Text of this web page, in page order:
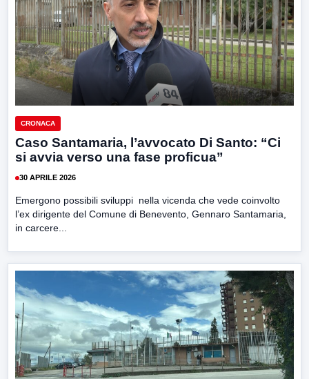
CRONACA
Caso Santamaria, l’avvocato Di Santo: “Ci
si avvia verso una fase proficua”
30 APRILE 2026
Emergono possibili sviluppi nella vicenda che vede coinvolto
l’ex dirigente del Comune di Benevento, Gennaro Santamaria,
in carcere...